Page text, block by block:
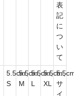
表
記
に
つ
い
て
5.5cm、
S
5.5cm、
M
5.5cm、
L
5.5cm、
XL
サ
イ